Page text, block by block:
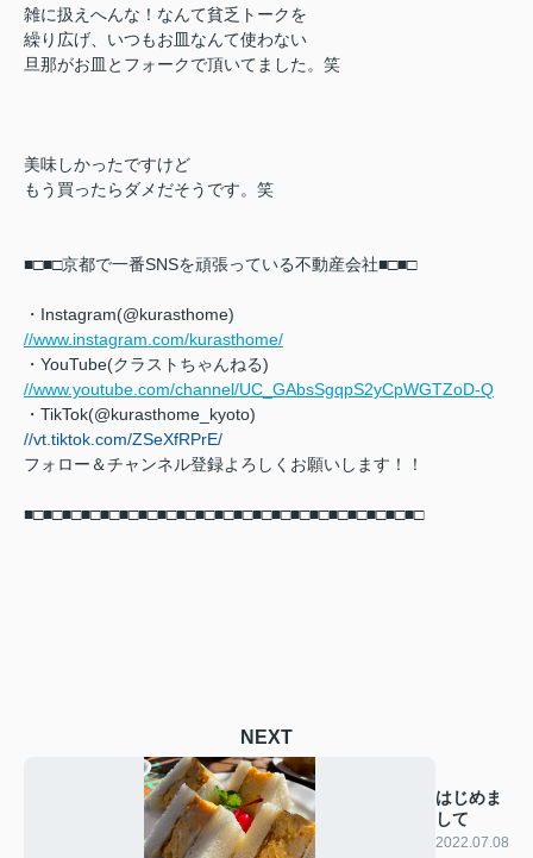
雑に扱えへんな！なんて貧乏トークを
繰り広げ、いつもお皿なんて使わない
旦那がお皿とフォークで頂いてました。笑
美味しかったですけど
もう買ったらダメだそうです。笑
■□■□京都で一番SNSを頑張っている不動産会社■□■□
・Instagram(@kurasthome)
//www.instagram.com/kurasthome/
・YouTube(クラストちゃんねる)
//www.youtube.com/channel/UC_GAbsSgqpS2yCpWGTZoD-Q
・TikTok(@kurasthome_kyoto)
//vt.tiktok.com/ZSeXfRPrE/
フォロー＆チャンネル登録よろしくお願いします！！
■□■□■□■□■□■□■□■□■□■□■□■□■□■□■□■□■□■□■□■□■□
NEXT
はじめま
して
2022.07.08